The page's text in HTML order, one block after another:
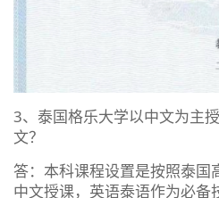
3、泰国格乐大学以中文为主
文？
答：本科课程设置是按照泰国
中文授课，英语泰语作为必备